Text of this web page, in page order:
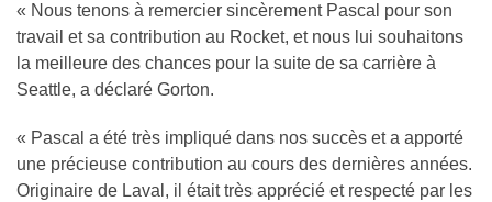
« Nous tenons à remercier sincèrement Pascal pour son
travail et sa contribution au Rocket, et nous lui souhaitons
la meilleure des chances pour la suite de sa carrière à
Seattle, a déclaré Gorton.
« Pascal a été très impliqué dans nos succès et a apporté
une précieuse contribution au cours des dernières années.
Originaire de Laval, il était très apprécié et respecté par les